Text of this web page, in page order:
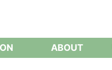
ABOUT